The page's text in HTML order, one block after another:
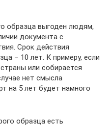
образца выгоден людям,
документа с
Срок действия
– 10 лет. К примеру, если
или собирается
нет смысла
на 5 лет будет намного
образца есть